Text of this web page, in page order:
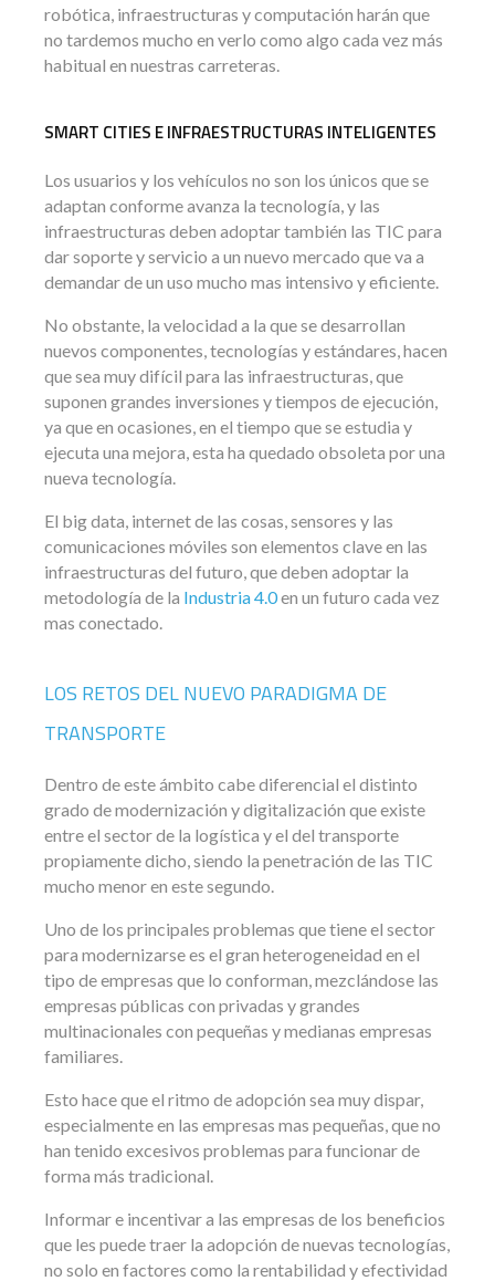
robótica, infraestructuras y computación harán que
no tardemos mucho en verlo como algo cada vez más
habitual en nuestras carreteras.
SMART CITIES E INFRAESTRUCTURAS INTELIGENTES
Los usuarios y los vehículos no son los únicos que se
adaptan conforme avanza la tecnología, y las
infraestructuras deben adoptar también las TIC para
dar soporte y servicio a un nuevo mercado que va a
demandar de un uso mucho mas intensivo y eficiente.
No obstante, la velocidad a la que se desarrollan
nuevos componentes, tecnologías y estándares, hacen
que sea muy difícil para las infraestructuras, que
suponen grandes inversiones y tiempos de ejecución,
ya que en ocasiones, en el tiempo que se estudia y
ejecuta una mejora, esta ha quedado obsoleta por una
nueva tecnología.
El big data, internet de las cosas, sensores y las
comunicaciones móviles son elementos clave en las
infraestructuras del futuro, que deben adoptar la
metodología de la Industria 4.0en un futuro cada vez
mas conectado.
LOS RETOS DEL NUEVO PARADIGMA DE
TRANSPORTE
Dentro de este ámbito cabe diferencial el distinto
grado de modernización y digitalización que existe
entre el sector de la logística y el del transporte
propiamente dicho, siendo la penetración de las TIC
mucho menor en este segundo.
Uno de los principales problemas que tiene el sector
para modernizarse es el gran heterogeneidad en el
tipo de empresas que lo conforman, mezclándose las
empresas públicas con privadas y grandes
multinacionales con pequeñas y medianas empresas
familiares.
Esto hace que el ritmo de adopción sea muy dispar,
especialmente en las empresas mas pequeñas, que no
han tenido excesivos problemas para funcionar de
forma más tradicional.
Informar e incentivar a las empresas de los beneficios
que les puede traer la adopción de nuevas tecnologías,
no solo en factores como la rentabilidad y efectividad